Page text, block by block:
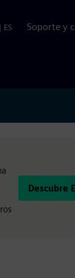
ES Soporte y
Descubre